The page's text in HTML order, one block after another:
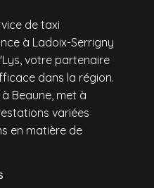
de taxi
à Ladoix-Serrigny
votre partenaire
dans la région.
Beaune, met à
variées
en matière de